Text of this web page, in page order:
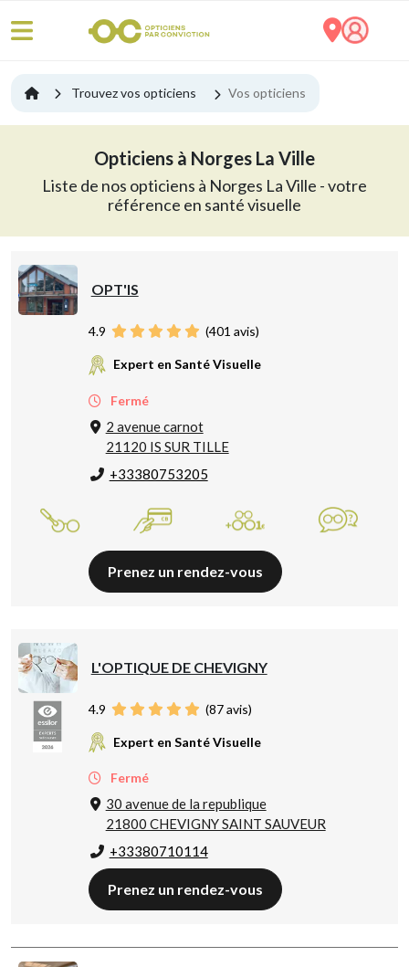
Trouvez vos opticiens Vos opticiens
Opticiens à Norges La Ville
Liste de nos opticiens à Norges La Ville - votre
référence en santé visuelle
OPT'IS
4.9 (401 avis)
Expert en Santé Visuelle
Fermé
2 avenue carnot
21120 IS SUR TILLE
+33380753205
Prenez un rendez-vous
L'OPTIQUE DE CHEVIGNY
4.9 (87avis)
Expert en Santé Visuelle
Fermé
30 avenue de la republique
21800 CHEVIGNY SAINT SAUVEUR
+33380710114
Prenez un rendez-vous